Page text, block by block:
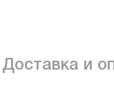
Доставка и